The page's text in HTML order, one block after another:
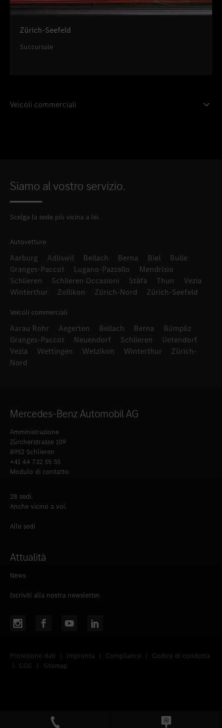
Zürich-Seefeld
Succursale
Veicoli commerciali
Siamo al vostro servizio.
Scelga la sede più vicina a lei.
Autovetture
Aarburg Adliswil Bellach Berna Biel
Bulle
Granges-Paccot
Lugano-Pazzallo
Mendrisio
Schlieren
Schlieren Occasioni Stäfa Thun
Vezia
Winterthur
Zollikon Zürich-Nord Zürich-Seefeld
Veicoli commerciali
Aarau Rohr Aegerten Bellach Berna
Bümpliz
Granges-Paccot
Neuendorf Schlieren
Uetendorf
Vezia
Wettingen Wetzikon Winterthur
Zürich-
Nord
Mercedes-Benz Automobil AG
Amministrazione
Zürcherstrasse 109
8952 Schlieren
+41 44 732 55 55
Modulo di contatto
28 sedi.
Anche vicino a voi.
Alle sedi
Attualità
News
Iscriviti alla nostra newsletter.
Protezione dati | Impronta | Compliance |
Codice di condotta
|
CGC | Sitemap